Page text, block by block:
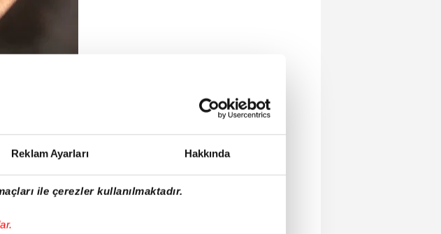
Reklam Ayarları Hakkında
ile çerezler kullanılmaktadır.